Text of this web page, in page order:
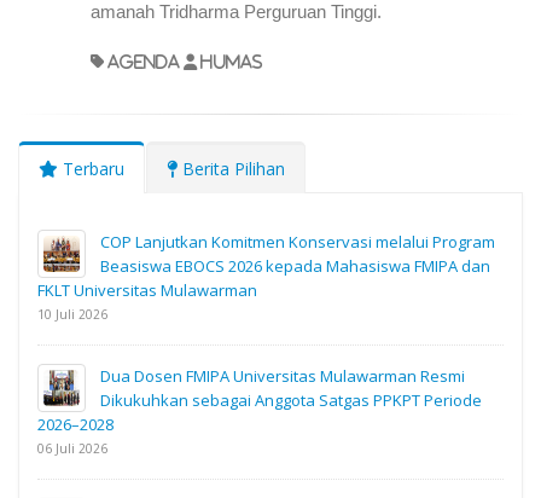
amanah Tridharma Perguruan Tinggi.
agenda Humas
Terbaru Berita Pilihan
COP Lanjutkan Komitmen Konservasi melalui Program
Beasiswa EBOCS 2026 kepada Mahasiswa FMIPA dan
FKLT Universitas Mulawarman
10 Juli 2026
Dua Dosen FMIPA Universitas Mulawarman Resmi
Dikukuhkan sebagai Anggota Satgas PPKPT Periode
2026–2028
06 Juli 2026